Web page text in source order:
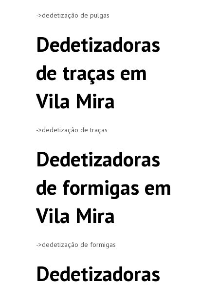
->dedetização de pulgas
Dedetizadoras
de traças em
Vila Mira
->dedetização de traças
Dedetizadoras
de formigas em
Vila Mira
->dedetização de formigas
Dedetizadoras